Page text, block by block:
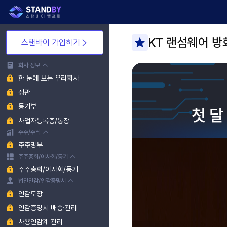
스탠바이 가입하기
회사 정보
한 눈에 보는 우리회사
정관
등기부
사업자등록증/통장
주주/주식
주주명부
주주총회/이사회/등기
주주총회/이사회/등기
법인인감/인감증명서
인감도장
인감증명서 배송·관리
사용인감계 관리
KT 랜섬웨어 방